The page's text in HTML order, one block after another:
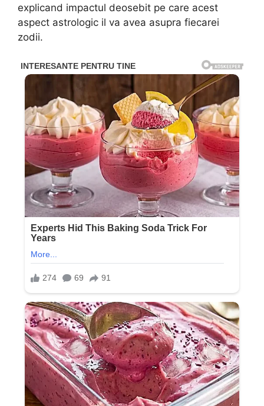
explicand impactul deosebit pe care acest
aspect astrologic il va avea asupra fiecarei
zodii.